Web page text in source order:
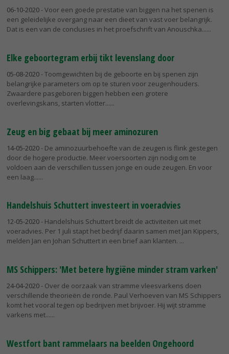
06-10-2020- Voor een goede prestatie van biggen na het spenen is
een geleidelijke overgang naar een dieet van vast voer belangrijk.
Dat is een van de conclusies in het proefschrift van Anouschka...
Elke geboortegram erbij tikt levenslang door
05-08-2020- Toomgewichten bij de geboorte en bij spenen zijn
belangrijke parameters om op te sturen voor zeugenhouders.
Zwaardere pasgeboren biggen hebben een grotere
overlevingskans, starten vlotter...
Zeug en big gebaat bij meer aminozuren
14-05-2020- De aminozuurbehoefte van de zeugen is flink gestegen
door de hogere productie. Meer voersoorten zijn nodig om te
voldoen aan de verschillen tussen jonge en oude zeugen. En voor
een laag...
Handelshuis Schuttert investeert in voeradvies
12-05-2020- Handelshuis Schuttert breidt de activiteiten uit met
voeradvies. Per 1 juli stapt het bedrijf daarin samen met Jan Kippers,
melden Jan en Johan Schuttert in een brief aan klanten.
MS Schippers: 'Met betere hygiëne minder stram varken'
24-04-2020- Over de oorzaak van stramme vleesvarkens doen
verschillende theorieën de ronde. Paul Verhoeven van MS Schippers
komt het vooral tegen op bedrijven met brijvoer. Hij wijt stramme
varkens met...
Westfort bant rammelaars na beelden Ongehoord